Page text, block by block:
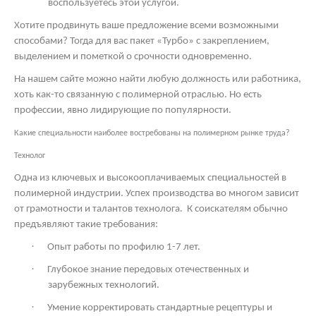
воспользуетесь этой услугой.
Хотите продвинуть ваше предложение всеми возможными
способами? Тогда для вас пакет «Турбо» с закреплением,
выделением и пометкой о срочности одновременно.
На нашем сайте можно найти любую должность или работника,
хоть как-то связанную с полимерной отраслью. Но есть
профессии, явно лидирующие по популярности.
Какие специальности наиболее востребованы на полимерном рынке труда?
Технолог
Одна из ключевых и высокооплачиваемых специальностей в
полимерной индустрии. Успех производства во многом зависит
от грамотности и талантов технолога. К соискателям обычно
предъявляют такие требования:
· Опыт работы по профилю 1-7 лет.
·
Глубокое знание передовых отечественных и
зарубежных технологий.
·
Умение корректировать стандартные рецептуры и